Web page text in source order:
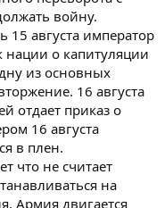
войну.
15 августа император
нации о капитуляции
из основных
16 августа
отдает приказ о
16 августа
в плен.
что не считает
на
Армия двигается